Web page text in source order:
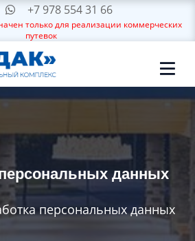
+7 978 554 31 66
только для реализации коммерческих
путевок
данных
персональных данных